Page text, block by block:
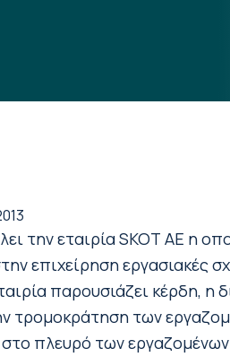
την εταιρία SΚΟΤ ΑΕ η
επιχείρηση εργασιακές
παρουσιάζει κέρδη, η
τρομοκράτηση των
πλευρό των εργαζομένων